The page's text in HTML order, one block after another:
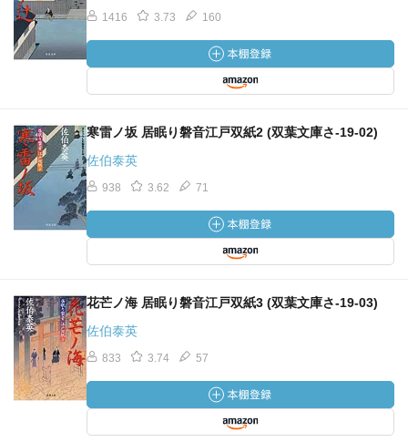
1416 3.73 160
寒雷ノ坂 居眠り磐音江戸双紙2 (双葉文庫さ-19-02)
佐伯泰英
938 3.62 71
花芒ノ海 居眠り磐音江戸双紙3 (双葉文庫さ-19-03)
佐伯泰英
833 3.74 57